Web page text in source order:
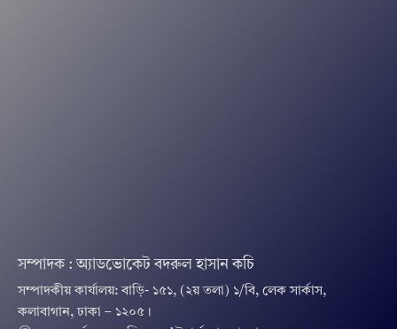
সম্পাদক : অ্যাডভোকেট বদরুল হাসান কচি
সম্পাদকীয় কার্যালয়: বাড়ি- ১৫১, (২য় তলা) ১/বি, লেক সার্কাস,
কলাবাগান, ঢাকা – ১২০৫।